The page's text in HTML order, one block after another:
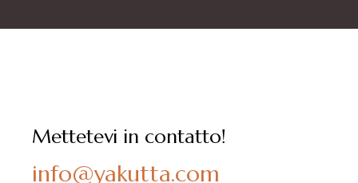
Mettetevi in contatto!
info@yakutta.com